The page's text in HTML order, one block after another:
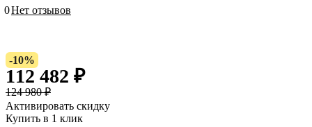
0Нет отзывов
-10%
112 482 ₽
124 980 ₽
Активировать скидку
Купить в 1 клик